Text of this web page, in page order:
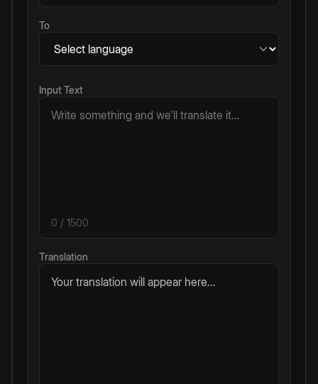
To
Input Text
0 / 1500
Translation
Your translation will appear here...